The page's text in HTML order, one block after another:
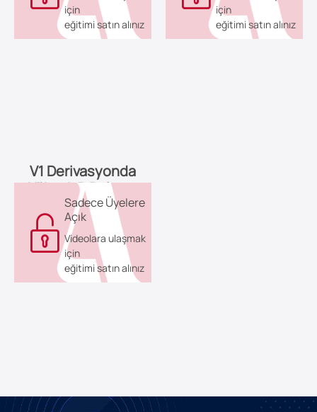
için
eğitimi satın alınız
için
eğitimi satın alınız
V1 Derivasyonda
Yüksek R Dalgası
Sadece Üyelere
Açık
Videolara ulaşmak
için
eğitimi satın alınız